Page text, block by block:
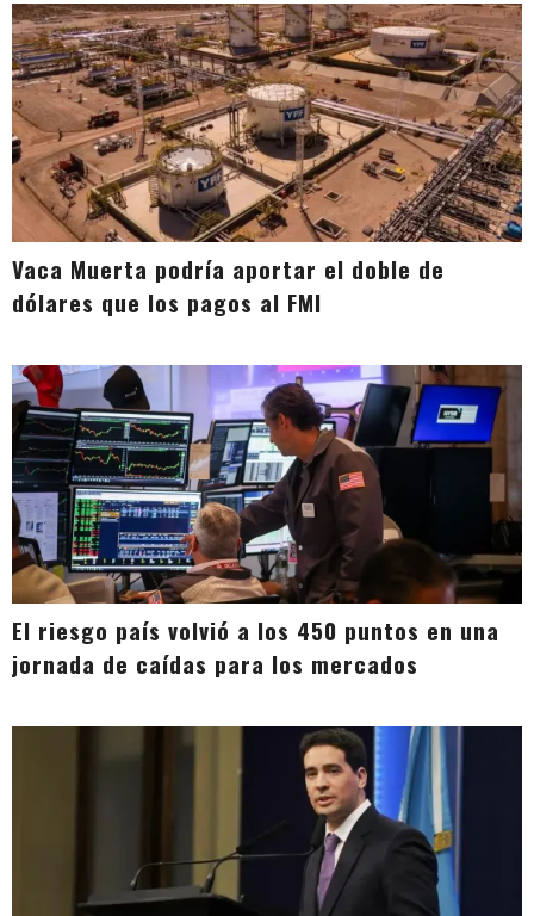
Vaca Muerta podría aportar el doble de
dólares que los pagos al FMI
El riesgo país volvió a los 450 puntos en una
jornada de caídas para los mercados